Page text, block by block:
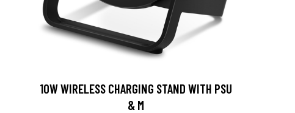
10W WIRELESS CHARGING STAND WITH PSU
& M